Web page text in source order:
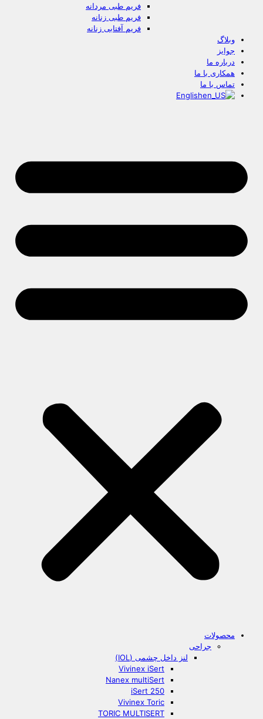
فریم طبی مردانه
فریم طبی زنانه
فریم آفتابی زنانه
وبلاگ
جوایز
درباره ما
همکاری با ما
تماس با ما
English
محصولات
جراحی
لنز داخل چشمی (IOL)
Vivinex iSert
Nanex multiSert
iSert 250
Vivinex Toric
TORIC MULTISERT